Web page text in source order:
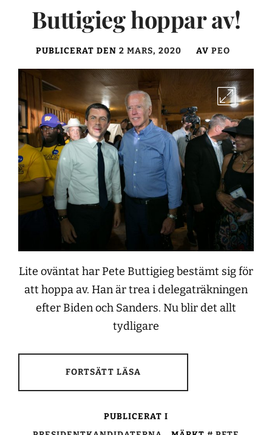
Buttigieg hoppar av!
PUBLICERAT DEN 2 MARS, 2020 AV PEO
Lite oväntat har Pete Buttigieg bestämt sig för
att hoppa av. Han är trea i delegaträkningen
efter Biden och Sanders. Nu blir det allt
tydligare
FORTSÄTT LÄSA
PUBLICERAT I